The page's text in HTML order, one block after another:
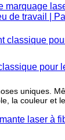
marquage
de travail |
pour
uniques.
la couleur et